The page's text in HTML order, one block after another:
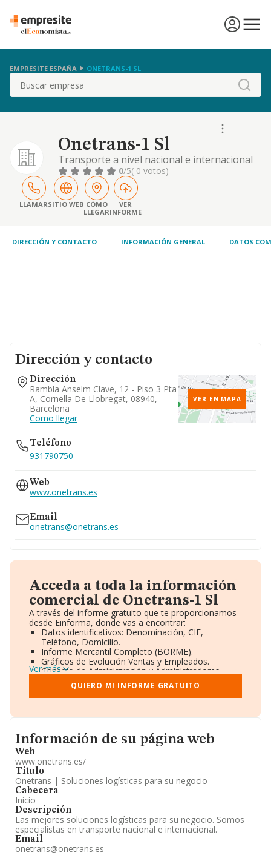
EMPRESITE ESPAÑA ONETRANS-1 SL
Buscar
Onetrans-1 Sl
Transporte a nivel nacional e internacional
de mercancías por carretera y servicios
logísticos
0/5( 0 votos)
LLAMARSITIO WEB CÓMO
LLEGAR
VER
INFORME
DIRECCIÓN Y CONTACTO INFORMACIÓN GENERAL DATOS
Dirección y contacto
Dirección
Rambla Anselm Clave, 12 - Piso 3 Pta
A, Cornella De Llobregat, 08940,
Barcelona
Como llegar
VER EN MAPA
Teléfono
931790750
Web
www.onetrans.es
Email
onetrans@onetrans.es
Acceda a toda la información
comercial de Onetrans-1 Sl
A través del informe gratuito que te proporcionamos
desde Einforma, donde vas a encontrar:
Datos identificativos: Denominación, CIF,
Teléfono, Domicilio.
Informe Mercantil Completo (BORME).
Gráficos de Evolución Ventas y Empleados.
Consejo de Administración y Administradores.
Directivos y Ejecutivos.
Accionistas.
Participaciones y Vinculaciones en otras empresas.
Información oficial y registral complementaria.
Ver más
QUIERO MI INFORME GRATUITO
Informacion de su página web
Información de su página web
Web
www.onetrans.es/
Titulo
Onetrans | Soluciones logísticas para su negocio
Cabecera
Inicio
Descripción
Las mejores soluciones logísticas para su negocio. Somos
especialistas en transporte nacional e internacional.
Email
onetrans@onetrans.es